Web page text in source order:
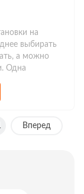
на
выбирать
а можно
Одна
Вперед